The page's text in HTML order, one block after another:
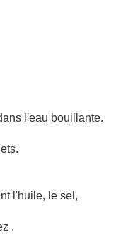
l'eau bouillante.
l'huile, le sel,
.